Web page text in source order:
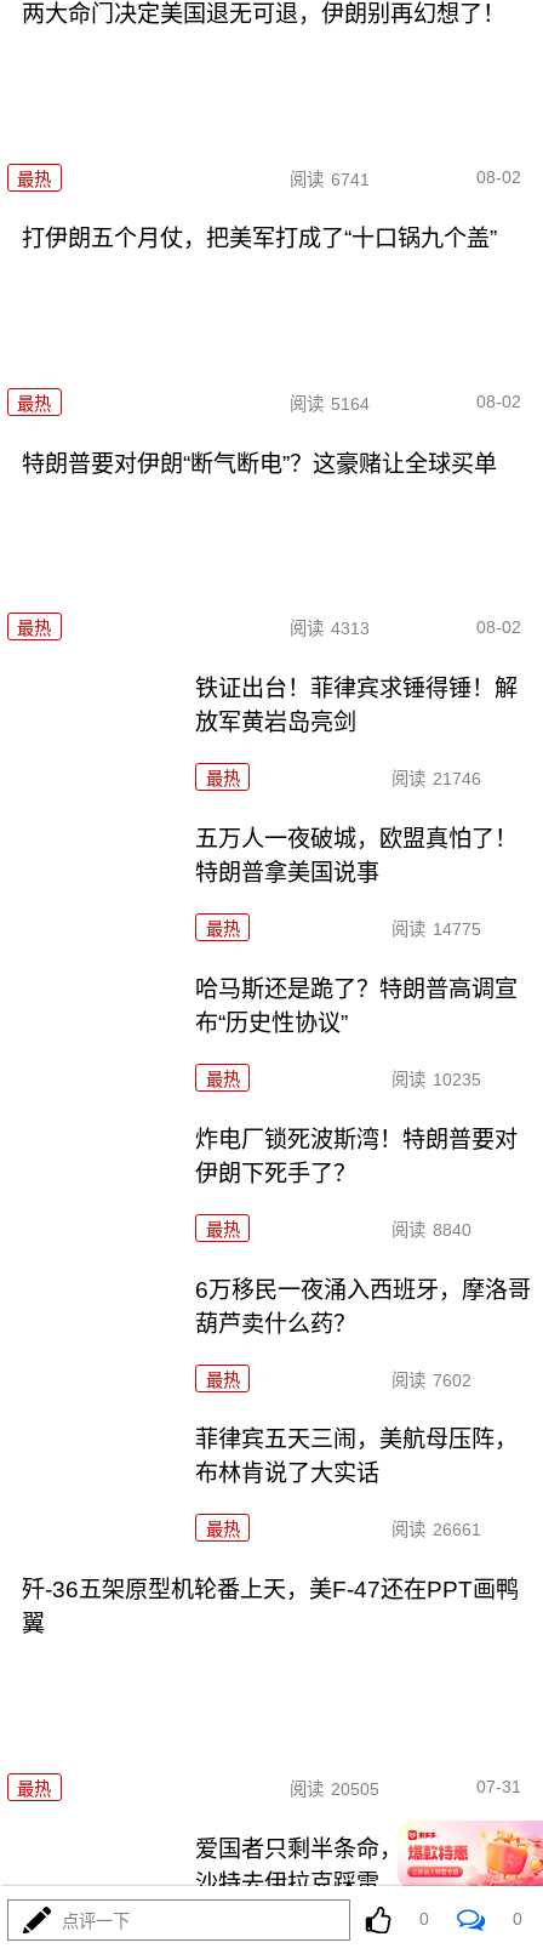
两大命门决定美国退无可退，伊朗别再幻想了！
最热 阅读 6741 08-02
打伊朗五个月仗，把美军打成了“十口锅九个盖”
最热 阅读 5164 08-02
特朗普要对伊朗“断气断电”？这豪赌让全球买单
最热 阅读 4313 08-02
铁证出台！菲律宾求锤得锤！解
放军黄岩岛亮剑
最热 阅读 21746
五万人一夜破城，欧盟真怕了！
特朗普拿美国说事
最热 阅读 14775
哈马斯还是跪了？特朗普高调宣
布“历史性协议”
最热 阅读 10235
炸电厂锁死波斯湾！特朗普要对
伊朗下死手了？
最热 阅读 8840
6万移民一夜涌入西班牙，摩洛哥
葫芦卖什么药？
最热 阅读 7602
菲律宾五天三闹，美航母压阵，
布林肯说了大实话
最热 阅读 26661
歼-36五架原型机轮番上天，美F-47还在PPT画鸭
翼
最热 阅读 20505 07-31
爱国者只剩半条命，美军却拉着
沙特去伊拉克踩雷
最热
点评一下 0 0